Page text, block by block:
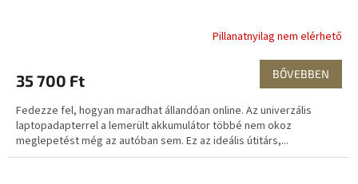
Pillanatnyilag nem elérhető
35 700 Ft BŐVEBBEN
Fedezze fel, hogyan maradhat állandóan online. Az univerzális
laptopadapterrel a lemerült akkumulátor többé nem okoz
meglepetést még az autóban sem. Ez az ideális útitárs,...